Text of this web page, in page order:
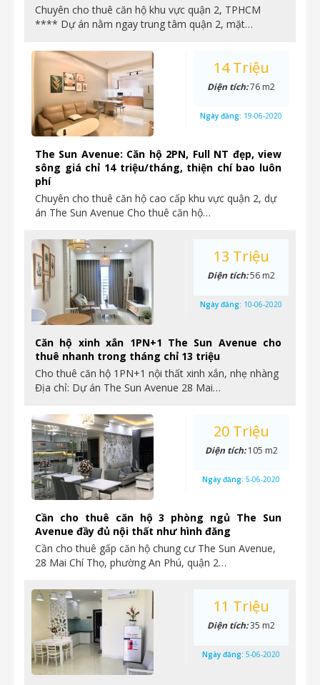
Chuyên cho thuê căn hộ khu vực quận 2, TPHCM
**** Dự án nằm ngay trung tâm quận 2, mặt…
The Sun Avenue: Căn hộ 2PN, Full NT đẹp, view
sông giá chỉ 14 triệu/tháng, thiện chí bao luôn
phí
Chuyên cho thuê căn hộ cao cấp khu vực quận 2, dự
án The Sun Avenue Cho thuê căn hộ…
14 Triệu
Diện tích:76 m2
Ngày đăng: 19-06-2020
Căn hộ xinh xắn 1PN+1 The Sun Avenue cho
thuê nhanh trong tháng chỉ 13 triệu
Cho thuê căn hộ 1PN+1 nội thất xinh xắn, nhẹ nhàng
Địa chỉ: Dự án The Sun Avenue 28 Mai…
13 Triệu
Diện tích:56 m2
Ngày đăng: 10-06-2020
Cần cho thuê căn hộ 3 phòng ngủ The Sun
Avenue đầy đủ nội thất như hình đăng
Cần cho thuê gấp căn hộ chung cư The Sun Avenue,
28 Mai Chí Thọ, phường An Phú, quận 2…
20 Triệu
Diện tích:105 m2
Ngày đăng: 5-06-2020
11 Triệu
Diện tích:35 m2
Ngày đăng: 5-06-2020